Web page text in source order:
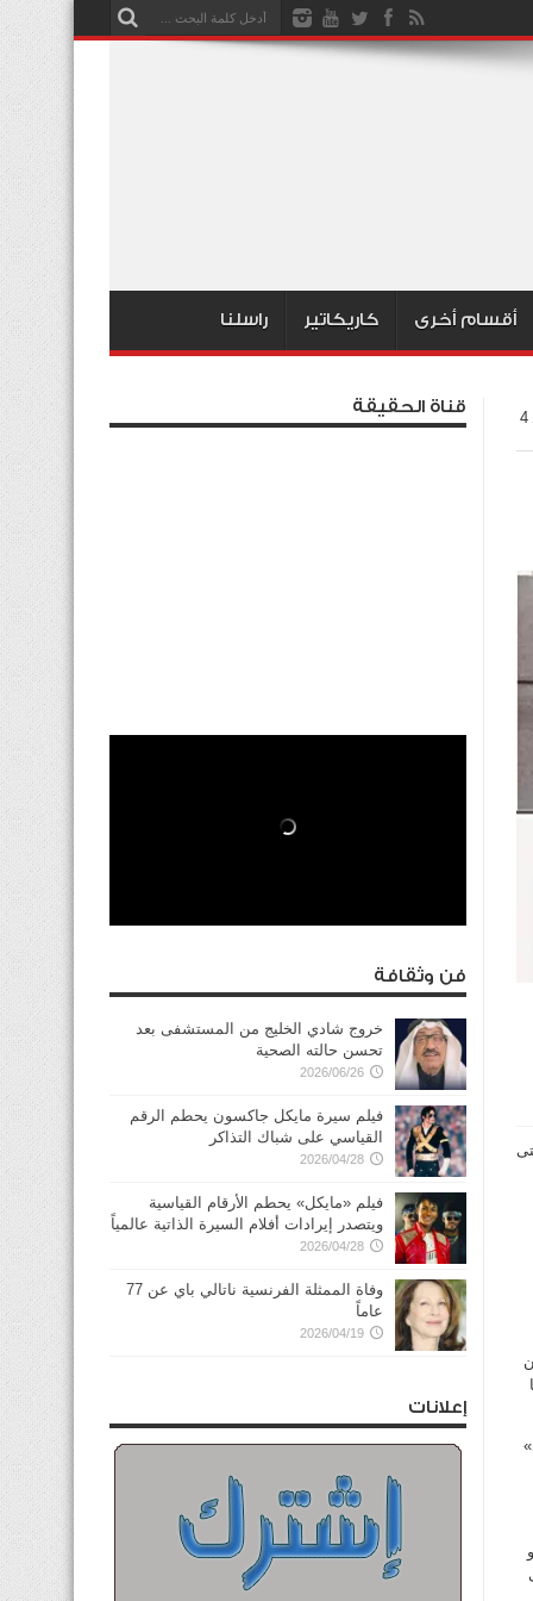
أقسام أخرى كاريكاتير راسلنا
«قتلة» … للبيع ! اللبوة بـ 2000 دينار و«شيتا» بـ 2500 والنسر بـ 300 و1000 دودة بـ 4
قناة الحقيقة
فن وثقافة
خروج شادي الخليج من المستشفى بعد
تحسن حالته الصحية
2026/06/26
فيلم سيرة مايكل جاكسون يحطم الرقم
القياسي على شباك التذاكر
2026/04/28
فيلم «مايكل» يحطم الأرقام القياسية
ويتصدر إيرادات أفلام السيرة الذاتية عالمياً
2026/04/28
وفاة الممثلة الفرنسية ناتالي باي عن 77
عاماً
2026/04/19
إعلانات